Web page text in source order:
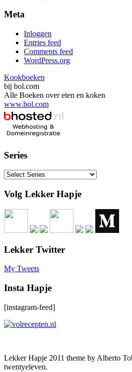
Meta
Inloggen
Entries feed
Comments feed
WordPress.org
Kookboeken
bij bol.com
Alle Boeken over eten en koken
www.bol.com
Series
Volg Lekker Hapje
Lekker Twitter
My Tweets
Insta Hapje
[instagram-feed]
Lekker Hapje 2011 theme by Alberto
twentyeleven.